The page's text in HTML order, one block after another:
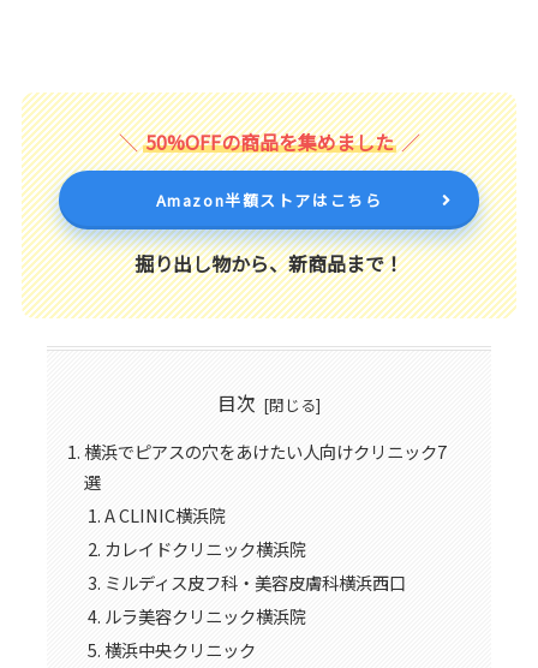
50%OFFの商品を集めました
Amazon半額ストアはこちら
掘り出し物から、新商品まで！
目次
横浜でピアスの穴をあけたい人向けクリニック7
選
A CLINIC横浜院
カレイドクリニック横浜院
ミルディス皮フ科・美容皮膚科横浜西口
ルラ美容クリニック横浜院
横浜中央クリニック